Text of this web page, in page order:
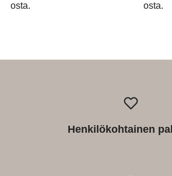
osta.
osta.
Henkilökohtainen